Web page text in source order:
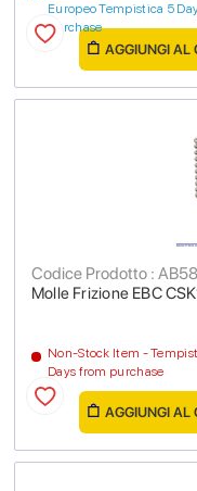
Europeo Tempistica 5
purchase
AGGIUNGI AL
Molle Frizione EBC
Codice Prodotto :
Non-Stock Item -
Days from purchase
AGGIUNGI AL